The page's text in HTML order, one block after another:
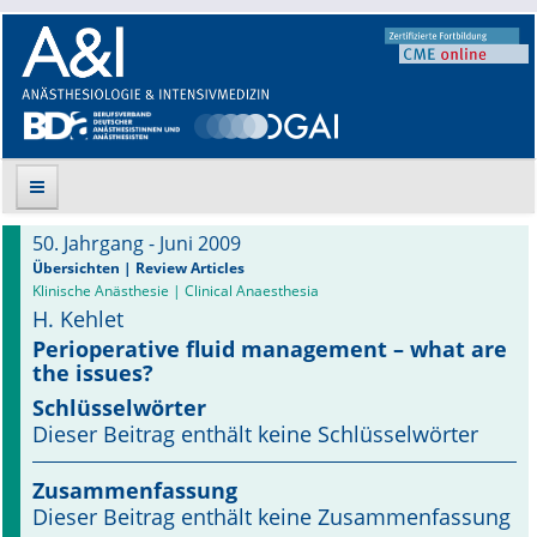
Suche
Aktuelle Ausgabe
Leitlinien
Archiv
Supplements
Supplements OrphanAnesthesia
50. Jahrgang - Juni 2009
Übersichten | Review Articles
Klinische Anästhesie | Clinical Anaesthesia
H. Kehlet
Perioperative fluid management – what are
the issues?
Schlüsselwörter
Dieser Beitrag enthält keine Schlüsselwörter
Zusammenfassung
Dieser Beitrag enthält keine Zusammenfassung